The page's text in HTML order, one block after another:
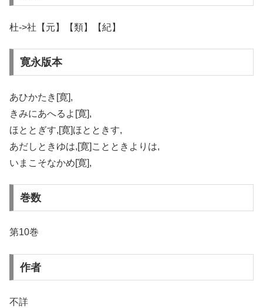
杜->社【元】【類】【紀】
寛永版本
あひかたき[寛],
きみにあへるよ[寛],
ほととぎす,[寛]ほとときす,
あだしときゆは,[寛]ことときよりは,
いまこそなかめ[寛],
巻数
第10巻
作者
不詳